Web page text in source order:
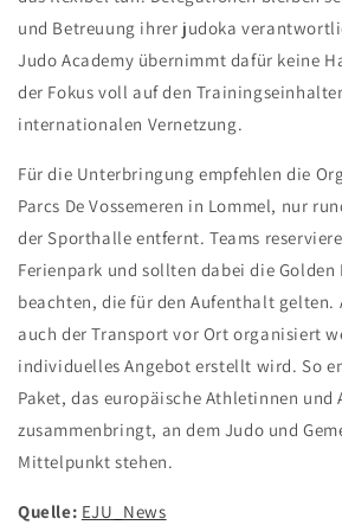
und Betreuung ihrer judoka
Judo Academy übernimmt dafür keine
der Fokus voll auf den
internationalen Vernetzung.
Für die Unterbringung empfehlen die
Parcs De Vossemeren in Lommel, nur
der Sporthalle entfernt. Teams
Ferienpark und sollten dabei die Golden
beachten, die für den Aufenthalt gelten.
auch der Transport vor Ort organisiert
individuelles Angebot erstellt wird. So
Paket, das europäische Athletinnen und
zusammenbringt, an dem Judo und
Mittelpunkt stehen.
Quelle: EJU_News